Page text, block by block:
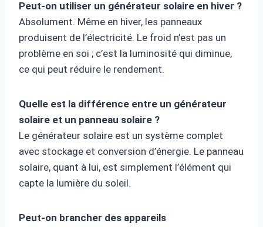
Peut-on utiliser un générateur solaire en hiver ?
Absolument. Même en hiver, les panneaux
produisent de l’électricité. Le froid n’est pas un
problème en soi ; c’est la luminosité qui diminue,
ce qui peut réduire le rendement.
Quelle est la différence entre un générateur
solaire et un panneau solaire ?
Le générateur solaire est un système complet
avec stockage et conversion d’énergie. Le panneau
solaire, quant à lui, est simplement l’élément qui
capte la lumière du soleil.
Peut-on brancher des appareils